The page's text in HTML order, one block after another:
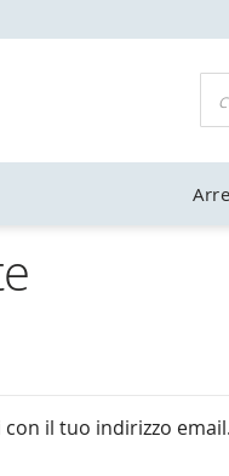
il tuo indirizzo email.